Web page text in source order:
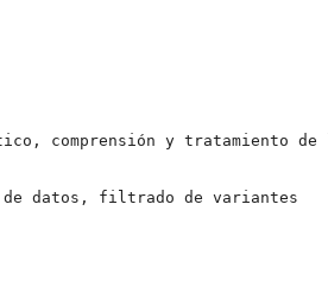
comprensión y tratamiento de
datos, filtrado de variantes